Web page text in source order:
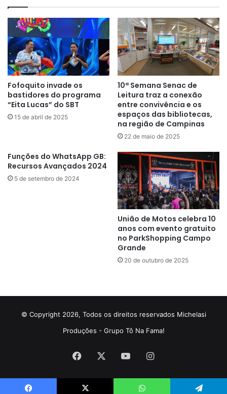
Fofoquito invade os
bastidores do programa
“Eita Lucas” do SBT
15 de abril de 2025
10ª Semana Senac de
Leitura traz a conexão
entre convivência e os
espaços das bibliotecas,
na região de Campinas
22 de maio de 2025
Funções do WhatsApp GB:
Recursos Avançados 2024
5 de setembro de 2024
União de Motos celebra 10
anos com evento gratuito
no ParkShopping Campo
Grande
20 de outubro de 2025
© Copyright 2026, Todos os direitos reservados Michelasi
Produções - Grupo Tô Na Fama!
Facebook YouTubeInstagram